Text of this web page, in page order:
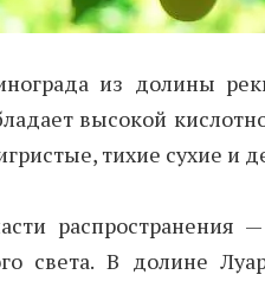
из долины
высокой
тихие сухие и
света. В долине